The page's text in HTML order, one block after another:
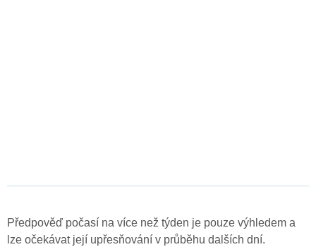
Předpověď počasí na více než týden je pouze výhledem a
lze očekávat její upřesňování v průběhu dalších dní.